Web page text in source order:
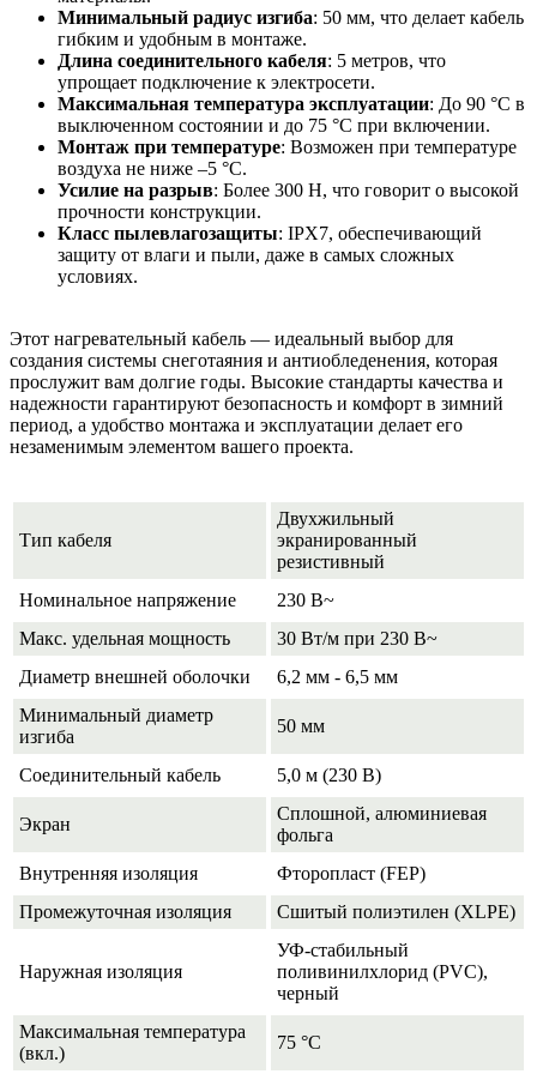
Минимальный радиус изгиба: 50 мм, что делает кабель
гибким и удобным в монтаже.
Длина соединительного кабеля: 5 метров, что
упрощает подключение к электросети.
Максимальная температура эксплуатации: До 90 °С в
выключенном состоянии и до 75 °С при включении.
Монтаж при температуре: Возможен при температуре
воздуха не ниже –5 °С.
Усилие на разрыв: Более 300 Н, что говорит о высокой
прочности конструкции.
Класс пылевлагозащиты: IPX7, обеспечивающий
защиту от влаги и пыли, даже в самых сложных
условиях.
Этот нагревательный кабель — идеальный выбор для
создания системы снеготаяния и антиобледенения, которая
прослужит вам долгие годы. Высокие стандарты качества и
надежности гарантируют безопасность и комфорт в зимний
период, а удобство монтажа и эксплуатации делает его
незаменимым элементом вашего проекта.
Тип кабеля
Двухжильный
экранированный
резистивный
Номинальное напряжение
230 В~
Макс. удельная мощность
30 Вт/м при 230 В~
Диаметр внешней оболочки
6,2 мм - 6,5 мм
Минимальный диаметр
изгиба
50 мм
Соединительный кабель 5,0 м (230 В)
Экран
Сплошной, алюминиевая
фольга
Внутренняя изоляция
Фторопласт (FEP)
Промежуточная изоляция
Сшитый полиэтилен (XLPE)
Наружная изоляция
УФ-стабильный
поливинилхлорид (PVC),
черный
Максимальная температура
(вкл.)
75 °С